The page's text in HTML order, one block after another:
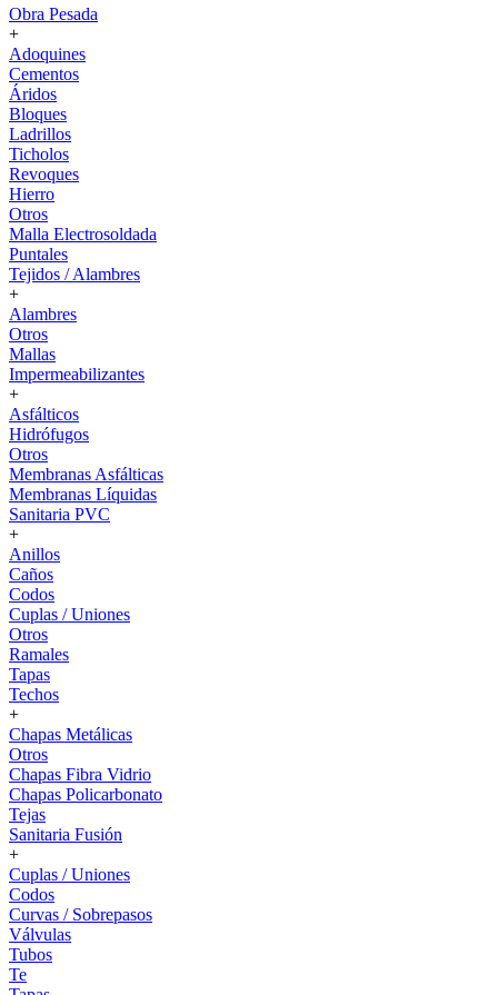
Obra Pesada
+
Adoquines
Cementos
Áridos
Bloques
Ladrillos
Ticholos
Revoques
Hierro
Otros
Malla Electrosoldada
Puntales
Tejidos / Alambres
+
Alambres
Otros
Mallas
Impermeabilizantes
+
Asfálticos
Hidrófugos
Otros
Membranas Asfálticas
Membranas Líquidas
Sanitaria PVC
+
Anillos
Caños
Codos
Cuplas / Uniones
Otros
Ramales
Tapas
Techos
+
Chapas Metálicas
Otros
Chapas Fibra Vidrio
Chapas Policarbonato
Tejas
Sanitaria Fusión
+
Cuplas / Uniones
Codos
Curvas / Sobrepasos
Válvulas
Tubos
Te